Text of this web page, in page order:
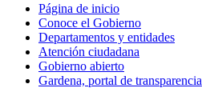
Página de inicio
Conoce el Gobierno
Departamentos y entidades
Atención ciudadana
Gobierno abierto
Gardena, portal de transparencia